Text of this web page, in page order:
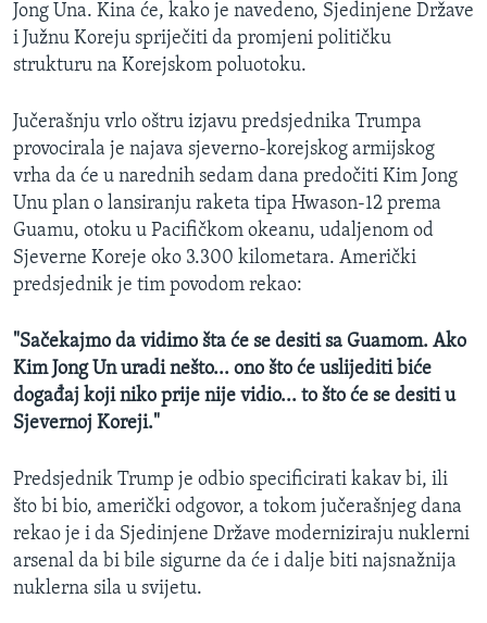
Jong Una. Kina će, kako je navedeno, Sjedinjene Države
i Južnu Koreju spriječiti da promjeni političku
strukturu na Korejskom poluotoku.
Jučerašnju vrlo oštru izjavu predsjednika Trumpa
provocirala je najava sjeverno-korejskog armijskog
vrha da će u narednih sedam dana predočiti Kim Jong
Unu plan o lansiranju raketa tipa Hwason-12 prema
Guamu, otoku u Pacifičkom okeanu, udaljenom od
Sjeverne Koreje oko 3.300 kilometara. Američki
predsjednik je tim povodom rekao:
"Sačekajmo da vidimo šta će se desiti sa Guamom. Ako
Kim Jong Un uradi nešto... ono što će uslijediti biće
događaj koji niko prije nije vidio... to što će se desiti u
Sjevernoj Koreji."
Predsjednik Trump je odbio specificirati kakav bi, ili
što bi bio, američki odgovor, a tokom jučerašnjeg dana
rekao je i da Sjedinjene Države moderniziraju nuklerni
arsenal da bi bile sigurne da će i dalje biti najsnažnija
nuklerna sila u svijetu.